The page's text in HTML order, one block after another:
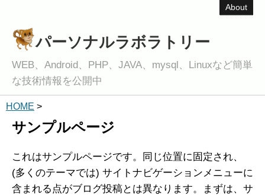
About
パーソナルラボラトリー
WEB、Android、PHP、JAVA、mysql、Linuxなど簡単
な技術情報を公開中
HOME >
サンプルページ
これはサンプルページです。同じ位置に固定され、
(多くのテーマでは) サイトナビゲーションメニューに
含まれる点がブログ投稿とは異なります。まずは、サ